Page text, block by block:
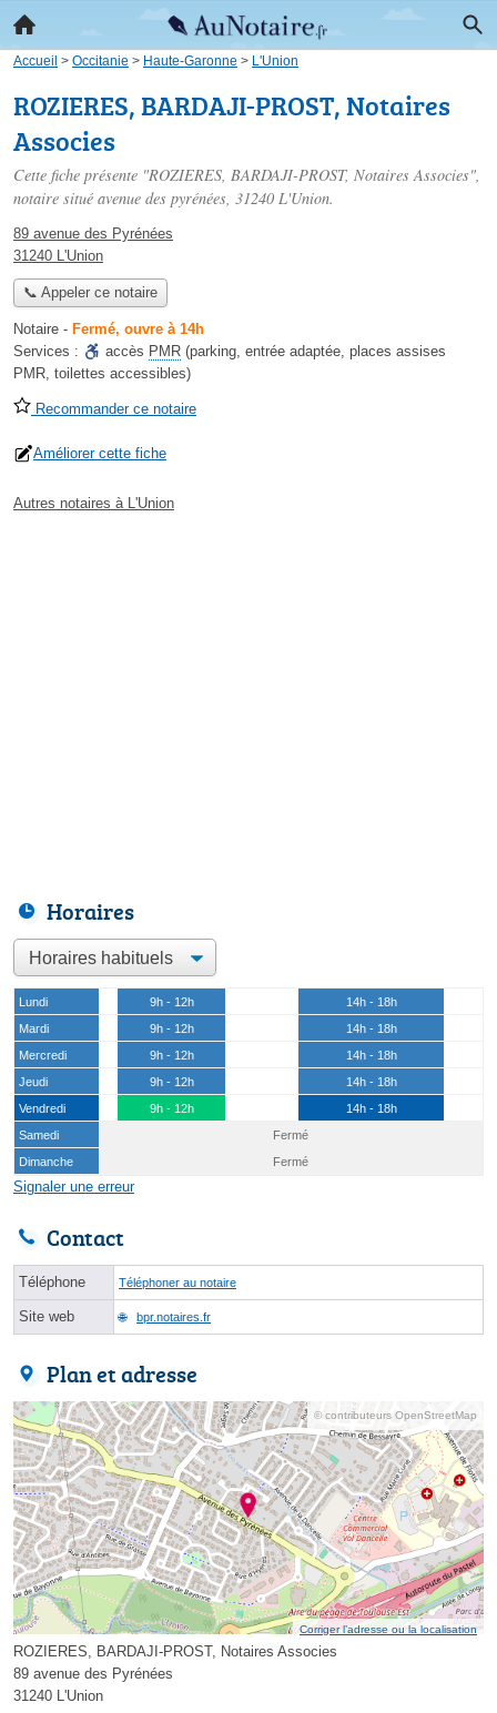
Accueil > Occitanie > Haute-Garonne > L'Union
ROZIERES, BARDAJI-PROST, Notaires
Associes
Cette fiche présente "ROZIERES, BARDAJI-PROST, Notaires Associes",
notaire situé avenue des pyrénées, 31240 L'Union.
89 avenue des Pyrénées
31240 L'Union
📞 Appeler ce notaire
Notaire - Fermé, ouvre à 14h
Services :
accès PMR (parking, entrée adaptée, places assises
PMR, toilettes accessibles)
Recommander ce notaire
Améliorer cette fiche
Autres notaires à L'Union
Horaires
Lundi 9h - 12h
14h - 18h
Mardi
9h - 12h
14h - 18h
Mercredi
9h - 12h
14h - 18h
Jeudi
9h - 12h
14h - 18h
Vendredi
9h - 12h
14h - 18h
Samedi
Fermé
Dimanche
Fermé
Signaler une erreur
Contact
Téléphone Téléphoner au notaire
Site web bpr.notaires.fr
Plan et adresse
© contributeurs OpenStreetMap
Corriger l’adresse ou la localisation
ROZIERES, BARDAJI-PROST, Notaires Associes
89 avenue des Pyrénées
31240 L'Union